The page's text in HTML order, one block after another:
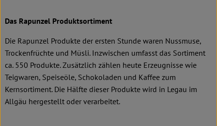
Das Rapunzel Produktsortiment
Die Rapunzel Produkte der ersten Stunde waren Nussmuse,
Trockenfrüchte und Müsli. Inzwischen umfasst das Sortiment
ca. 550 Produkte. Zusätzlich zählen heute Erzeugnisse wie
Teigwaren, Speiseöle, Schokoladen und Kaffee zum
Kernsortiment. Die Hälfte dieser Produkte wird in Legau im
Allgäu hergestellt oder verarbeitet.